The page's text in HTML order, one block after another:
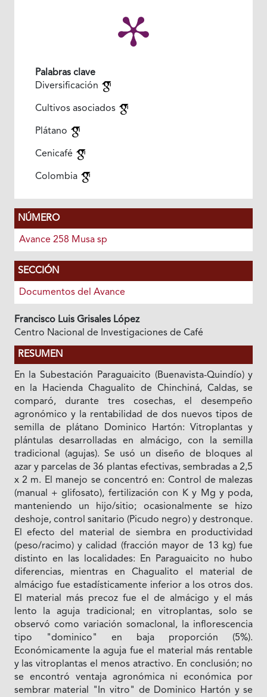
Palabras clave
Diversificación
Cultivos asociados
Plátano
Cenicafé
Colombia
NÚMERO
Avance 258 Musa sp
SECCIÓN
Documentos del Avance
Francisco Luis Grisales López
Centro Nacional de Investigaciones de Café
RESUMEN
En la Subestación Paraguaicito (Buenavista-Quindío) y
en la Hacienda Chagualito de Chinchiná, Caldas, se
comparó, durante tres cosechas, el desempeño
agronómico y la rentabilidad de dos nuevos tipos de
semilla de plátano Dominico Hartón: Vitroplantas y
plántulas desarrolladas en almácigo, con la semilla
tradicional (agujas). Se usó un diseño de bloques al
azar y parcelas de 36 plantas efectivas, sembradas a 2,5
x 2 m. El manejo se concentró en: Control de malezas
(manual + glifosato), fertilización con K y Mg y poda,
manteniendo un hijo/sitio; ocasionalmente se hizo
deshoje, control sanitario (Picudo negro) y destronque.
El efecto del material de siembra en productividad
(peso/racimo) y calidad (fracción mayor de 13 kg) fue
distinto en las localidades: En Paraguaicito no hubo
diferencias, mientras en Chagualito el material de
almácigo fue estadísticamente inferior a los otros dos.
El material más precoz fue el de almácigo y el más
lento la aguja tradicional; en vitroplantas, solo se
observó como variación somaclonal, la inflorescencia
tipo "dominico" en baja proporción (5%).
Económicamente la aguja fue el material más rentable
y las vitroplantas el menos atractivo. En conclusión; no
se encontró ventaja agronómica ni económica por
sembrar material "In vitro" de Dominico Hartón y se